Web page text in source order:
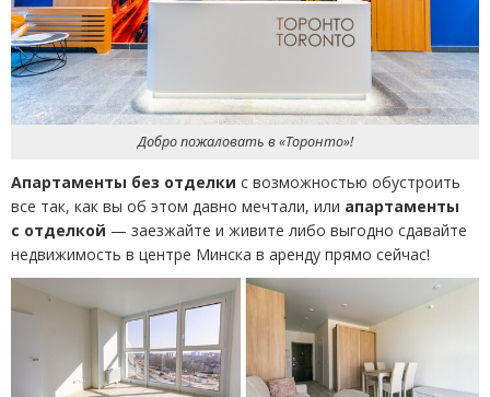
Добро пожаловать в «Торонто»!
Апартаменты без отделки с возможностью обустроить
все так, как вы об этом давно мечтали, или апартаменты
с отделкой — заезжайте и живите либо выгодно сдавайте
недвижимость в центре Минска в аренду прямо сейчас!